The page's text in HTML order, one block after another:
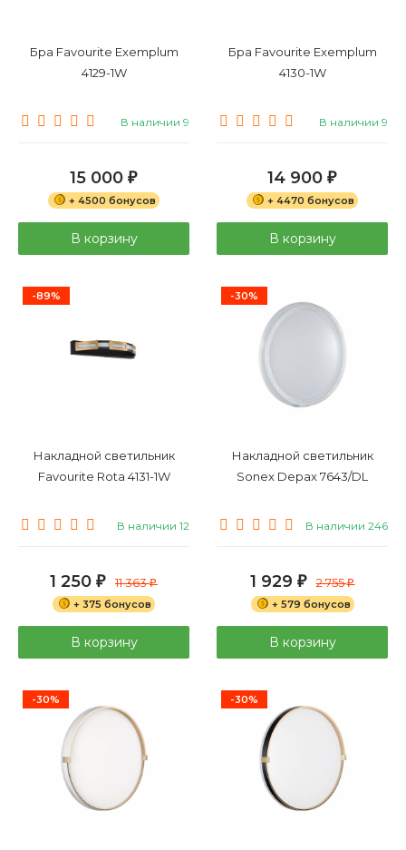
Бра Favourite Exemplum
4129-1W
В наличии 9
15 000 ₽
+ 4500 бонусов
В корзину
Бра Favourite Exemplum
4130-1W
В наличии 9
14 900 ₽
+ 4470 бонусов
В корзину
-89%
Накладной светильник
Favourite Rota 4131-1W
В наличии 12
1 250 ₽ 11 363₽
+ 375 бонусов
В корзину
-30%
Накладной светильник
Sonex Depax 7643/DL
В наличии 246
1 929 ₽ 2 755₽
+ 579 бонусов
В корзину
-30% -30%